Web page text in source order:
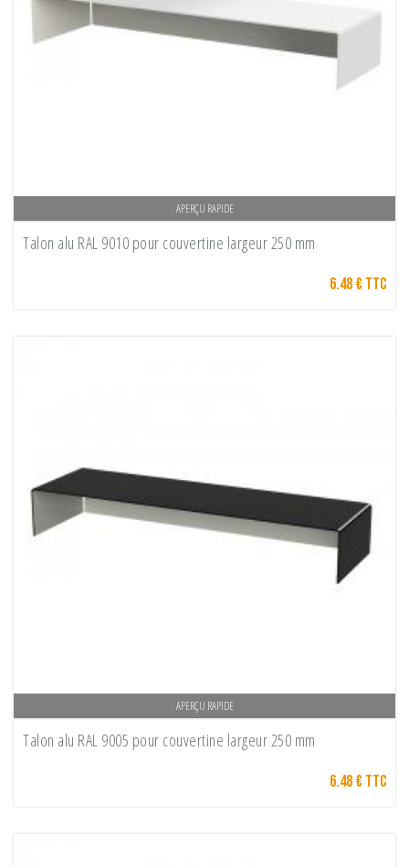
APERÇU RAPIDE
Talon alu RAL 9010 pour couvertine largeur 250 mm
6.48 € TTC
APERÇU RAPIDE
Talon alu RAL 9005 pour couvertine largeur 250 mm
6.48 € TTC